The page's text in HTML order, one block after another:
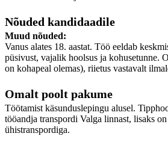
Nõuded kandidaadile
Muud nõuded:
Vanus alates 18. aastat. Töö eeldab
püsivust, vajalik hoolsus ja kohusetunne.
on kohapeal olemas), riietus vastavalt
Omalt poolt pakume
Töötamist käsunduslepingu alusel.
tööandja transpordi Valga linnast, lisaks
ühistranspordiga.